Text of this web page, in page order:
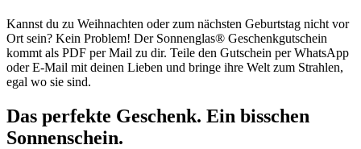
Kannst du zu Weihnachten oder zum nächsten Geburtstag nicht vor
Ort sein? Kein Problem! Der Sonnenglas® Geschenkgutschein
kommt als PDF per Mail zu dir. Teile den Gutschein per WhatsApp
oder E-Mail mit deinen Lieben und bringe ihre Welt zum Strahlen,
egal wo sie sind.
Das perfekte Geschenk. Ein bisschen
Sonnenschein.